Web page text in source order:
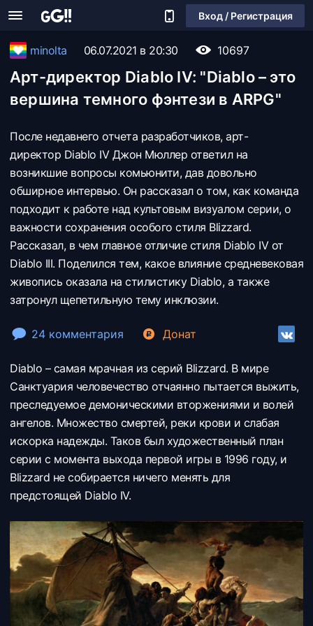
Вход / Регистрация
minolta 06.07.2021 в 20:30 10697
Арт-директор Diablo IV: "Diablo – это
вершина темного фэнтези в ARPG"
После недавнего отчета разработчиков, арт-
директор Diablo IV Джон Мюллер ответил на
возникшие вопросы комьюнити, дав довольно
обширное интервью. Он рассказал о том, как команда
подходит к работе над культовым визуалом серии, о
важности сохранения особого стиля Blizzard.
Рассказал, в чем главное отличие стиля Diablo IV от
Diablo III. Поделился тем, какое влияние средневековая
живопись оказала на стилистику Diablo, а также
затронул щепетильную тему инклюзии.
24 комментария Донат
Diablo – самая мрачная из серий Blizzard. В мире
Санктуария человечество отчаянно пытается выжить,
преследуемое демоническими вторжениями и волей
ангелов. Множество смертей, реки крови и слабая
искорка надежды. Таков был художественный план
серии с момента выхода первой игры в 1996 году, и
Blizzard не собирается ничего менять для
предстоящей Diablo IV.